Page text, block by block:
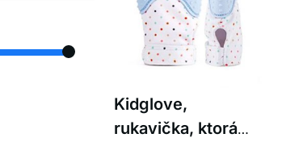
Kidglove,
rukavička, ktorá